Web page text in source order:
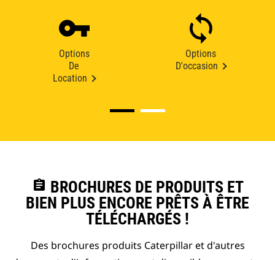
Options
De
Location
Options
D'occasion
assignment BROCHURES DE PRODUITS ET
BIEN PLUS ENCORE PRÊTS À ÊTRE
TÉLÉCHARGÉS !
Des brochures produits Caterpillar et d'autres